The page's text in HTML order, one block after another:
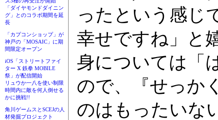
「ダイヤモンドダイニン
グ」とのコラボ期間を延
長
「カプコンショップ」が
神戸の「MOSAIC」に期
間限定オープン
iOS「ストリートファイ
ター X 鉄拳 MOBILE
祭」が配信開始
リュウか一八を使い制限
時間内に敵を何人倒せる
かに挑戦!!
角川ゲームスとSCEJの人
材発掘プロジェクト
ったという感じ
幸せですね」と
身については「
ので、『せっか
のはもったいな